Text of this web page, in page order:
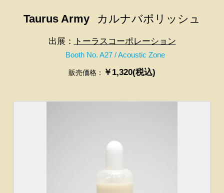
Taurus Army カルナバポリッシュ
出展： トーラスコーポレーション
Booth No. A27 / Acoustic Zone
販売価格： ￥1,320(税込)